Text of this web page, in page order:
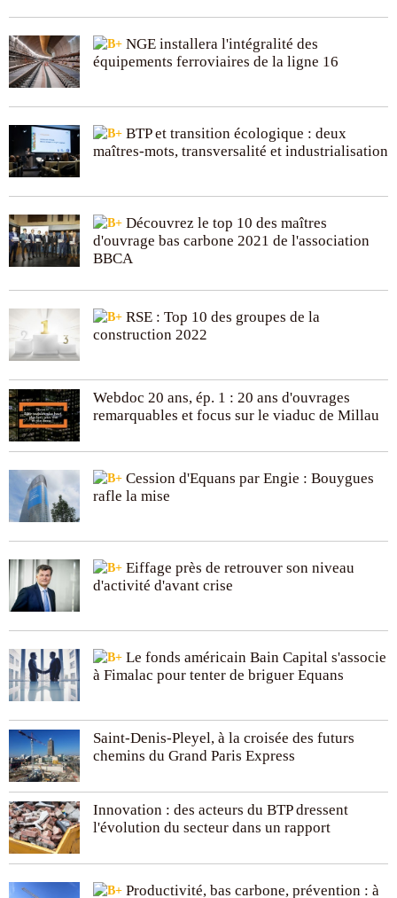
NGE installera l'intégralité des
équipements ferroviaires de la ligne 16
BTP et transition écologique : deux
maîtres-mots, transversalité et industrialisation
Découvrez le top 10 des maîtres
d'ouvrage bas carbone 2021 de l'association
BBCA
RSE : Top 10 des groupes de la
construction 2022
Webdoc 20 ans, ép. 1 : 20 ans d'ouvrages
remarquables et focus sur le viaduc de Millau
Cession d'Equans par Engie : Bouygues
rafle la mise
Eiffage près de retrouver son niveau
d'activité d'avant crise
Le fonds américain Bain Capital s'associe
à Fimalac pour tenter de briguer Equans
Saint-Denis-Pleyel, à la croisée des futurs
chemins du Grand Paris Express
Innovation : des acteurs du BTP dressent
l'évolution du secteur dans un rapport
Productivité, bas carbone, prévention : à